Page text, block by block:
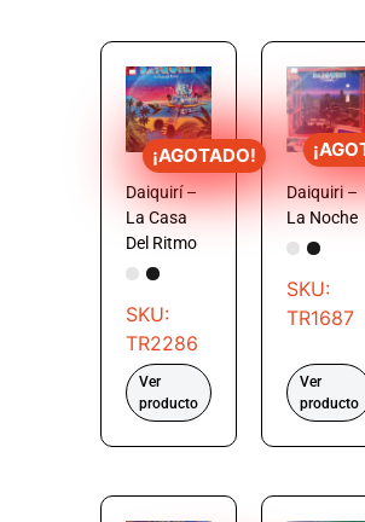
¡AGOTADO!
Daiquirí –
La Casa
Del Ritmo
SKU:
TR2286
Ver
producto
Daiquiri –
La Noche
SKU:
TR1687
Ver
producto